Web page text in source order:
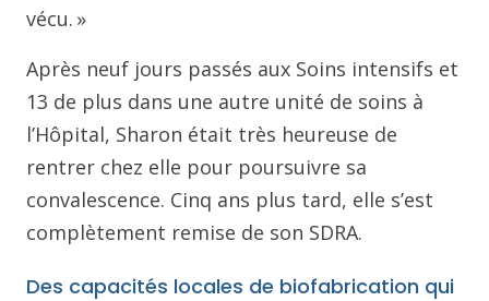
vécu. »
Après neuf jours passés aux Soins intensifs et
13 de plus dans une autre unité de soins à
l’Hôpital, Sharon était très heureuse de
rentrer chez elle pour poursuivre sa
convalescence. Cinq ans plus tard, elle s’est
complètement remise de son SDRA.
Des capacités locales de biofabrication qui